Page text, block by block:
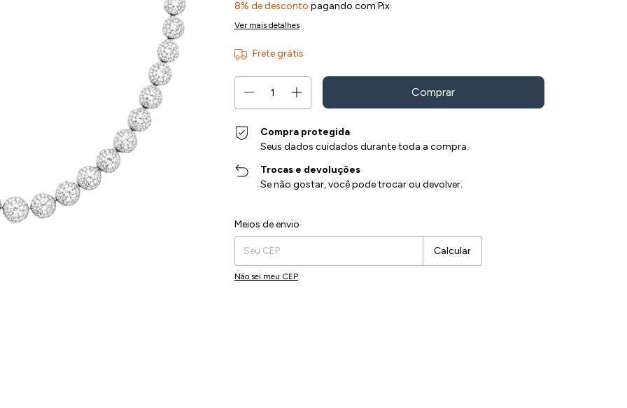
8% de desconto pagando com Pix
Ver mais detalhes
Frete grátis
Compra protegida
Seus dados cuidados durante toda a compra.
Trocas e devoluções
Se não gostar, você pode trocar ou devolver.
Entregas para o CEP:
Meios de envio
Calcular
Não sei meu CEP